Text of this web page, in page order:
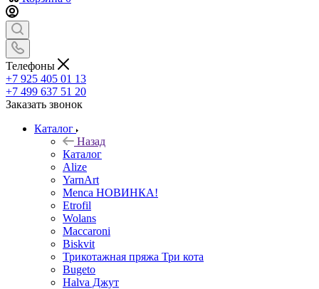
Телефоны
+7 925 405 01 13
+7 499 637 51 20
Заказать звонок
Каталог
Назад
Каталог
Alize
YarnArt
Menca НОВИНКА!
Etrofil
Wolans
Maccaroni
Biskvit
Трикотажная пряжа Три кота
Bugeto
Halva Джут